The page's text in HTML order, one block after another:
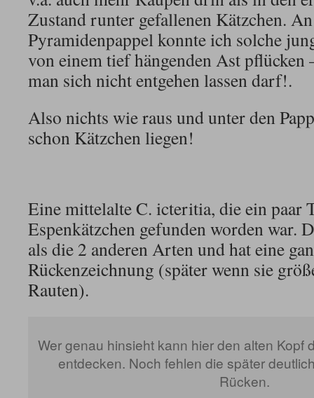
Zustand runter gefallenen Kätzchen.
Pyramidenpappel konnte ich solche
von einem tief hängenden Ast pflücken
man sich nicht entgehen lassen darf!.
Also nichts wie raus und unter den
schon Kätzchen liegen!
Eine mittelalte C. icteritia, die ein paar
Espenkätzchen gefunden worden war.
als die 2 anderen Arten und hat eine
Rückenzeichnung (später wenn sie
Rauten).
Wer genau hinsieht kann hier den alten Kopf
entdecken. Noch fehlen die später
Rücken.